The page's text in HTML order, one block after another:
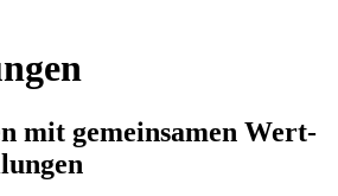
mit gemeinsamen Wert-